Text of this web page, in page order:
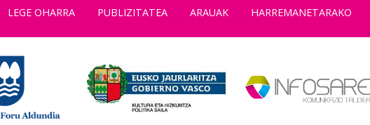
LEGE OHARRA PUBLIZITATEA ARAUAK HARREMANETARAKO